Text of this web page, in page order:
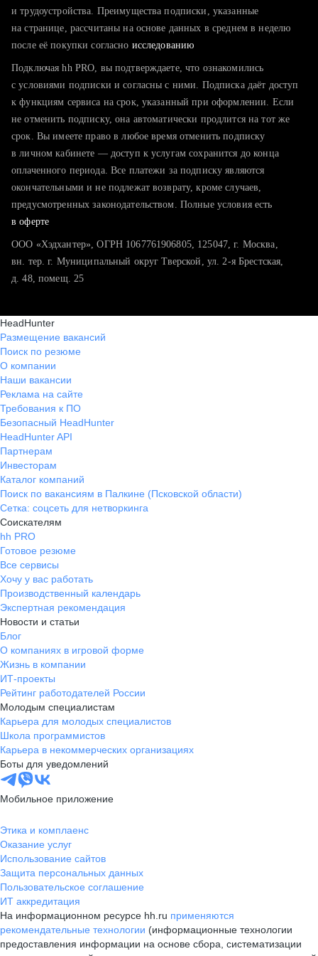
тратите много времени на поиск и вручную поднимаете
хотите сравнить себя с конкурентами и оценить шансы
и трудоустройства. Преимущества подписки, указанные
на странице, рассчитаны на основе данных в среднем в неделю
после её покупки согласно исследованию
Подключая hh PRO, вы подтверждаете, что ознакомились
с условиями подписки и согласны с ними. Подписка даёт доступ
к функциям сервиса на срок, указанный при оформлении. Если
не отменить подписку, она автоматически продлится на тот же
срок. Вы имеете право в любое время отменить подписку
в личном кабинете — доступ к услугам сохранится до конца
оплаченного периода. Все платежи за подписку являются
окончательными и не подлежат возврату, кроме случаев,
предусмотренных законодательством. Полные условия есть
в оферте
ООО «Хэдхантер», ОГРН 1067761906805, 125047, г. Москва,
вн. тер. г. Муниципальный округ Тверской, ул. 2-я Брестская,
д. 48, помещ. 25
HeadHunter
Размещение вакансий
Поиск по резюме
О компании
Наши вакансии
Реклама на сайте
Требования к ПО
Безопасный HeadHunter
HeadHunter API
Партнерам
Инвесторам
Каталог компаний
Поиск по вакансиям в Палкине (Псковской области)
Сетка: соцсеть для нетворкинга
Соискателям
hh PRO
Готовое резюме
Все сервисы
Хочу у вас работать
Производственный календарь
Экспертная рекомендация
Новости и статьи
Блог
О компаниях в игровой форме
Жизнь в компании
ИТ-проекты
Рейтинг работодателей России
Молодым специалистам
Карьера для молодых специалистов
Школа программистов
Карьера в некоммерческих организациях
Боты для уведомлений
Мобильное приложение
Этика и комплаенс
Оказание услуг
Использование сайтов
Защита персональных данных
Пользовательское соглашение
ИТ аккредитация
На информационном ресурсе hh.ru применяются
рекомендательные технологии (информационные технологии
предоставления информации на основе сбора, систематизации